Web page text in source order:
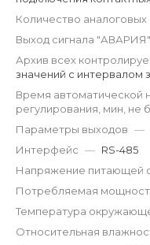
Количество
Выход сигнала "АВАРИЯ"
Архив всех
значений с интервалом
Время автоматической
регулирования, мин, не
Параметры выходов —
Интерфейс — RS-485
Напряжение питающей
Потребляемая
Температура
Относительная